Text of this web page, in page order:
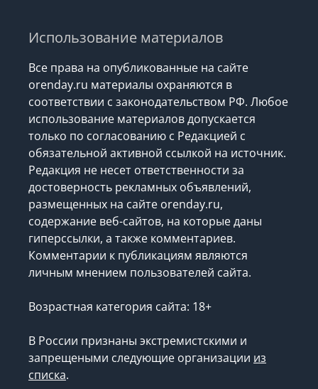
Использование материалов
Все права на опубликованные на сайте
orenday.ru материалы охраняются в
соответствии с законодательством РФ. Любое
использование материалов допускается
только по согласованию с Редакцией с
обязательной активной ссылкой на источник.
Редакция не несет ответственности за
достоверность рекламных объявлений,
размещенных на сайте orenday.ru,
содержание веб-сайтов, на которые даны
гиперссылки, а также комментариев.
Комментарии к публикациям являются
личным мнением пользователей сайта.
Возрастная категория сайта: 18+
В России признаны экстремистскими и
запрещеными следующие организации из
списка.